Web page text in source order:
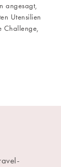
angesagt,
Utensilien
Challenge,